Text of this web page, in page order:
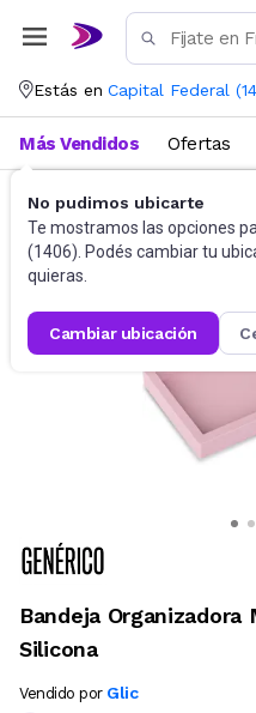
Estás en Capital Federal (
No pudimos ubicarte
Te mostramos las opciones
(1406). Podés cambiar tu
quieras.
cambiar ubicación
Más Vendidos Ofertas
Baño Accesorios de baño
Bandeja
Silicona
Vendido por Glic